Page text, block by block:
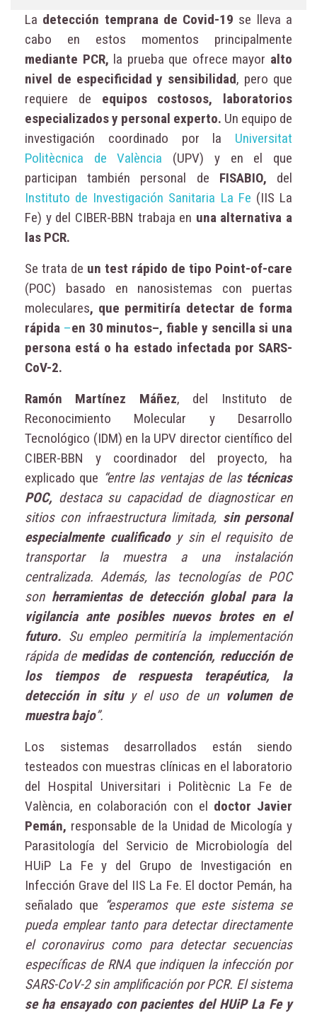
La detección temprana de Covid-19 se lleva a
cabo en estos momentos principalmente
mediante PCR, la prueba que ofrece mayor alto
nivel de especificidad y sensibilidad, pero que
requiere de equipos costosos, laboratorios
especializados y personal experto. Un equipo de
investigación coordinado por la Universitat
Politècnica de València (UPV) y en el que
participan también personal de FISABIO, del
Instituto de Investigación Sanitaria La Fe (IIS La
Fe) y del CIBER-BBN trabaja en una alternativa a
las PCR.
Se trata de un test rápido de tipo Point-of-care
(POC) basado en nanosistemas con puertas
moleculares, que permitiría detectar de forma
rápida –en 30 minutos–, fiable y sencilla si una
persona está o ha estado infectada por SARS-
CoV-2.
Ramón Martínez Máñez, del Instituto de
Reconocimiento Molecular y Desarrollo
Tecnológico (IDM) en la UPV director científico del
CIBER-BBN y coordinador del proyecto, ha
explicado que “entre las ventajas de lastécnicas
POC, destaca su capacidad de diagnosticar en
sitios con infraestructura limitada, sin personal
especialmente cualificadoy sin el requisito de
transportar la muestra a una instalación
centralizada. Además, las tecnologías de POC
son herramientas de detección global para la
vigilancia ante posibles nuevos brotes en el
futuro. Su empleo permitiría la implementación
rápida de medidas de contención, reducción de
los tiempos de respuesta terapéutica, la
detección in situy el uso de un volumen de
muestra bajo”.
Los sistemas desarrollados están siendo
testeados con muestras clínicas en el laboratorio
del Hospital Universitari i Politècnic La Fe de
València, en colaboración con el doctor Javier
Pemán, responsable de la Unidad de Micología y
Parasitología del Servicio de Microbiología del
HUiP La Fe y del Grupo de Investigación en
Infección Grave del IIS La Fe. El doctor Pemán, ha
señalado que “esperamos que este sistema se
pueda emplear tanto para detectar directamente
el coronavirus como para detectar secuencias
específicas de RNA que indiquen la infección por
SARS-CoV-2 sin amplificación por PCR. El sistema
se ha ensayado con pacientes del HUiP La Fe y